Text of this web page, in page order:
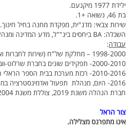
ילידת 1977 מיקנעם.
בת 46, נשואה +1.
שירות צבאי: מדנ"ית, מפקדת מחנה בחיל חינוך.
השכלה: BA ביחסים בינ""ל, מדע המדינה ומנהל עסקים.
עבודה:
1998-2000 – מחלקת של"ח (שירות לחברות ואנשי עסקים) מלונות דן חיפה.
2000-2010- תפקידים שונים בחברת שרלוט-ווב – חברת הזנק עתירת טכנולוגיות עד לסגירתה.
2010-2016- רכזת מערכת בבית הספר הראלי חיפה, סניף בית בירם.
2016- היום, מנהלת תפעול ואדמינסטרציה במרכז סי. בי .טי.
חברת הנהלה משנת 2019, צוללת משנת 2004 ומדריכת צלילה במספר מועדוני ים תיכון.
צור הראל
אינו מתפרנס מצלילה.